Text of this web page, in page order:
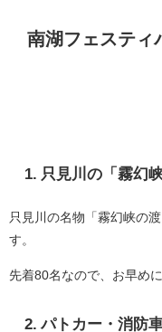
南湖フェスティ
1. 只見川の「霧幻
只見川の名物「霧幻峡の
す。
先着80名なので、お早め
2. パトカー・消防